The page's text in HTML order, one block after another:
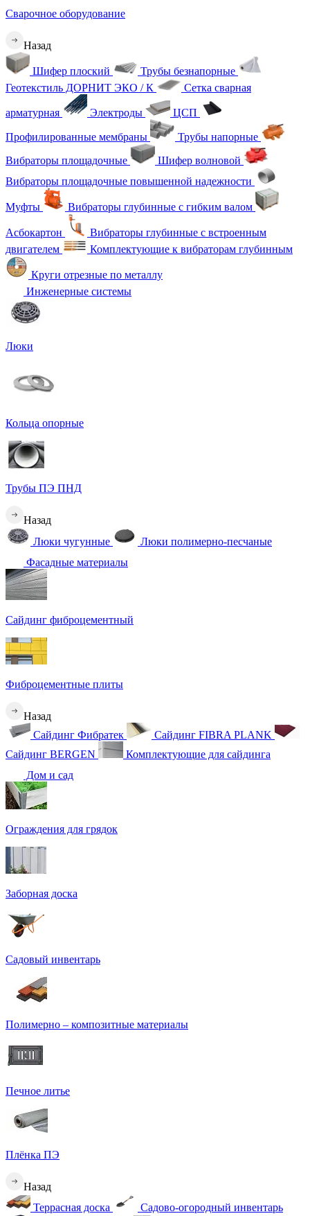
Сварочное оборудование
Назад
Шифер плоский
Трубы безнапорные
Геотекстиль ДОРНИТ ЭКО / К
Сетка сварная
арматурная Электроды ЦСП
Профилированные мембраны
Трубы напорные
Вибраторы площадочные
Шифер волновой
Вибраторы площадочные повышенной надежности
Муфты Вибраторы глубинные с гибким валом
Асбокартон
Вибраторы глубинные с встроенным
двигателем
Комплектующие к вибраторам глубинным
Круги отрезные по металлу
Инженерные системы
Люки
Кольца опорные
Трубы ПЭ ПНД
Назад
Люки чугунные
Люки полимерно-песчаные
Фасадные материалы
Сайдинг фиброцементный
Фиброцементные плиты
Назад
Сайдинг Фибратек
Сайдинг FIBRA PLANK
Сайдинг BERGEN
Комплектующие для сайдинга
Дом и сад
Ограждения для грядок
Заборная доска
Садовый инвентарь
Полимерно – композитные материалы
Печное литье
Плёнка ПЭ
Назад
Террасная доска
Садово-огородный инвентарь